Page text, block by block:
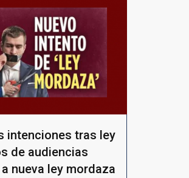
intenciones tras ley
de audiencias
nueva ley mordaza